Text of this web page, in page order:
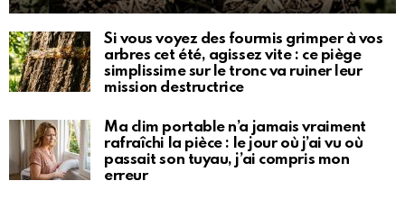
Si vous voyez des fourmis grimper à vos
arbres cet été, agissez vite : ce piège
simplissime sur le tronc va ruiner leur
mission destructrice
Ma clim portable n’a jamais vraiment
rafraîchi la pièce : le jour où j’ai vu où
passait son tuyau, j’ai compris mon
erreur